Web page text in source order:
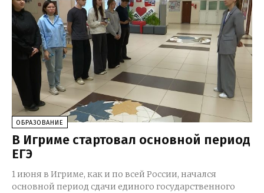
ОБРАЗОВАНИЕ
В Игриме стартовал основной период
ЕГЭ
1 июня в Игриме, как и по всей России, начался
основной период сдачи единого государственного